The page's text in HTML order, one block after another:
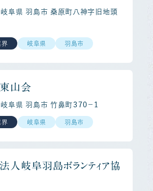
阜県 羽島市 桑原町八神字旧地頭
界 岐阜県 羽島市
山会
阜県 羽島市 竹鼻町３７０－１
界 岐阜県 羽島市
人岐阜羽島ボランティア協